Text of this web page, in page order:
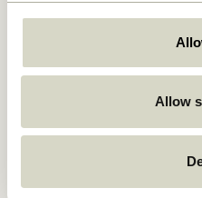
Allow
Serendipity Væglampe Sort
829,00kr.